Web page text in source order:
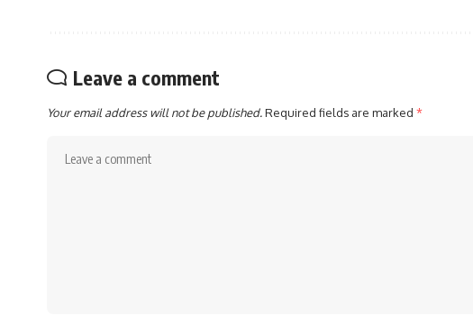
Leave a comment
Your email address will not be published.Required fields are marked *